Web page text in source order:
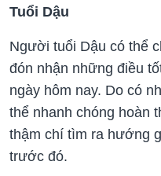
Tuổi Dậu
Người tuổi Dậu có thể
đón nhận những điều
ngày hôm nay. Do có
thể nhanh chóng hoàn
thậm chí tìm ra hướng
trước đó.